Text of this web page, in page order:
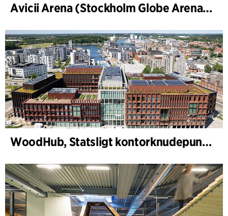
Avicii Arena (Stockholm Globe Arena), renovering og modernisering
WoodHub, Statsligt kontorknudepunkt i Odense